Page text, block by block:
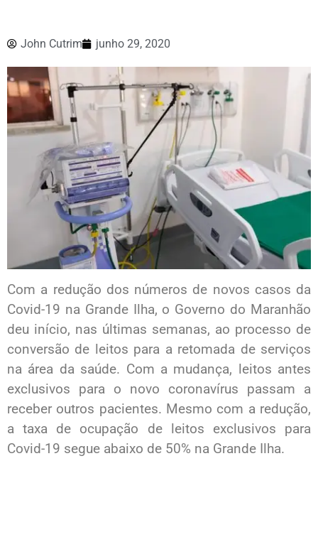
John Cutrim junho 29, 2020
Com a redução dos números de novos casos da
Covid-19 na Grande Ilha, o Governo do Maranhão
deu início, nas últimas semanas, ao processo de
conversão de leitos para a retomada de serviços
na área da saúde. Com a mudança, leitos antes
exclusivos para o novo coronavírus passam a
receber outros pacientes. Mesmo com a redução,
a taxa de ocupação de leitos exclusivos para
Covid-19 segue abaixo de 50% na Grande Ilha.